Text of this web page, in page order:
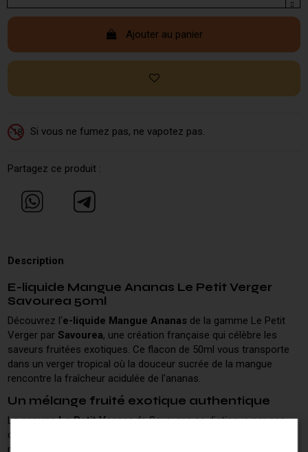
Ajouter au panier
-18 Si vous ne fumez pas, ne vapotez pas.
Partagez ce produit :
Description
E-liquide Mangue Ananas Le Petit Verger
Savourea 50ml
Découvrez l'e-liquide Mangue Ananas de la gamme Le Petit
Verger par Savourea, une création française qui célèbre les
saveurs fruitées exotiques. Ce flacon de 50ml vous transporte
dans un verger tropical où la douceur sucrée de la mangue
rencontre la fraîcheur acidulée de l'ananas.
Un mélange fruité exotique authentique
La gammeLe Petit Vergerde Savourea se distingue par ses
compositions fruitées authentiques et gourmandes. Cette
recette Mangue Ananas offre une expérience vapotage